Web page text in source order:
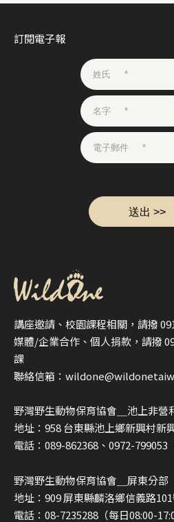
訂閱電子報
講座邀請、校園課程相關，請撥
媒體/企業合作、個人捐款，請撥
課
聯絡信箱：
野灣野生動物保育協會＿池上非營
地址：958 台東縣池上鄉新興村新
電話：089-862368、0972-799053
野灣野生動物保育協會＿屏東分部
地址：909 屏東縣麟洛鄉信義路
電話：08-7235288（每日08:00-